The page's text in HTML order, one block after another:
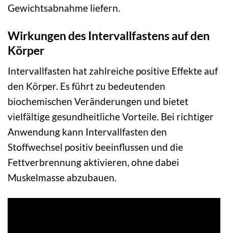
Gewichtsabnahme liefern.
Wirkungen des Intervallfastens auf den
Körper
Intervallfasten hat zahlreiche positive Effekte auf
den Körper. Es führt zu bedeutenden
biochemischen Veränderungen und bietet
vielfältige gesundheitliche Vorteile. Bei richtiger
Anwendung kann Intervallfasten den
Stoffwechsel positiv beeinflussen und die
Fettverbrennung aktivieren, ohne dabei
Muskelmasse abzubauen.